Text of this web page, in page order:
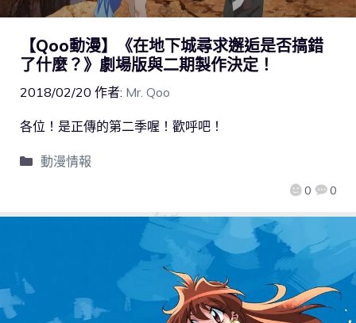
【Qoo動漫】《在地下城尋求邂逅是否搞錯
了什麼？》劇場版與二期製作決定！
2018/02/20 作者: Mr. Qoo
0 0
各位！是正傳的第二季喔！歡呼吧！
動漫情報